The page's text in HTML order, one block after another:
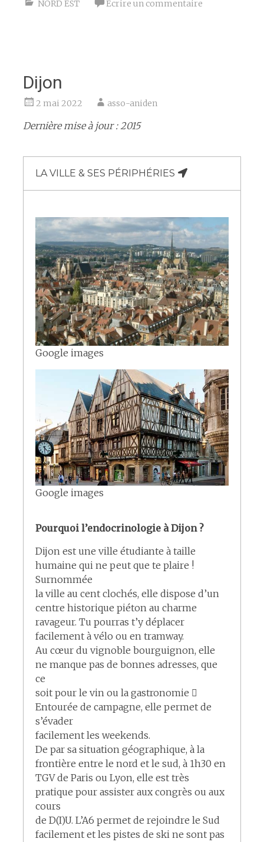
NORD EST Écrire un commentaire
Dijon
2 mai 2022 asso-aniden
Dernière mise à jour : 2015
LA VILLE & SES PÉRIPHÉRIES
Google images
Google images
Pourquoi l’endocrinologie à Dijon ?
Dijon est une ville étudiante à taille
humaine qui ne peut que te plaire !
Surnommée
la ville au cent clochés, elle dispose d’un
centre historique piéton au charme
ravageur. Tu pourras t’y déplacer
facilement à vélo ou en tramway.
Au cœur du vignoble bourguignon, elle
ne manque pas de bonnes adresses, que
ce
soit pour le vin ou la gastronomie 
Entourée de campagne, elle permet de
s’évader
facilement les weekends.
De par sa situation géographique, à la
frontière entre le nord et le sud, à 1h30 en
TGV de Paris ou Lyon, elle est très
pratique pour assister aux congrès ou aux
cours
de D(I)U. L’A6 permet de rejoindre le Sud
facilement et les pistes de ski ne sont pas